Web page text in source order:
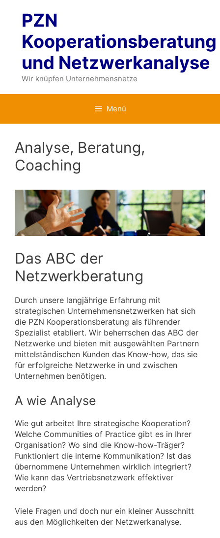
springenPZN
Kooperationsberatung
und Netzwerkanalyse
Wir knüpfen Unternehmensnetze
Menü
Analyse, Beratung,
Coaching
Das ABC der
Netzwerkberatung
Durch unsere langjährige Erfahrung mit
strategischen Unternehmensnetzwerken hat sich
die PZN Kooperationsberatung als führender
Spezialist etabliert. Wir beherrschen das ABC der
Netzwerke und bieten mit ausgewählten Partnern
mittelständischen Kunden das Know-how, das sie
für erfolgreiche Netzwerke in und zwischen
Unternehmen benötigen.
A wie Analyse
Wie gut arbeitet Ihre strategische Kooperation?
Welche Communities of Practice gibt es in Ihrer
Organisation? Wo sind die Know-how-Träger?
Funktioniert die interne Kommunikation? Ist das
übernommene Unternehmen wirklich integriert?
Wie kann das Vertriebsnetzwerk effektiver
werden?
Viele Fragen und doch nur ein kleiner Ausschnitt
aus den Möglichkeiten der Netzwerkanalyse.